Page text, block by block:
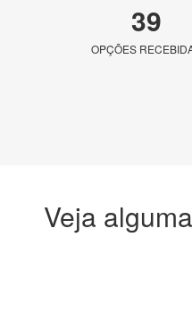
39
OPÇÕES
Veja